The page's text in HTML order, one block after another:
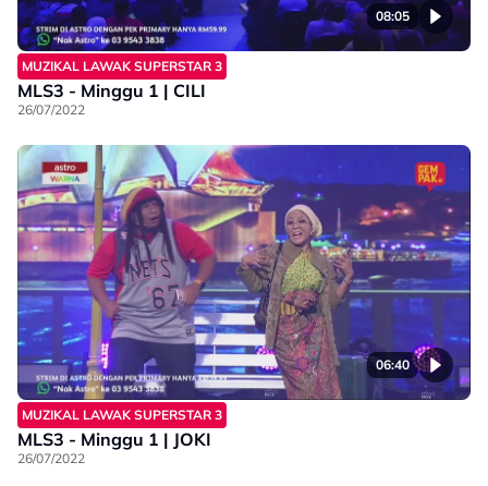
08:05
MUZIKAL LAWAK SUPERSTAR 3
MLS3 - Minggu 1 | CILI
26/07/2022
06:40
MUZIKAL LAWAK SUPERSTAR 3
MLS3 - Minggu 1 | JOKI
26/07/2022